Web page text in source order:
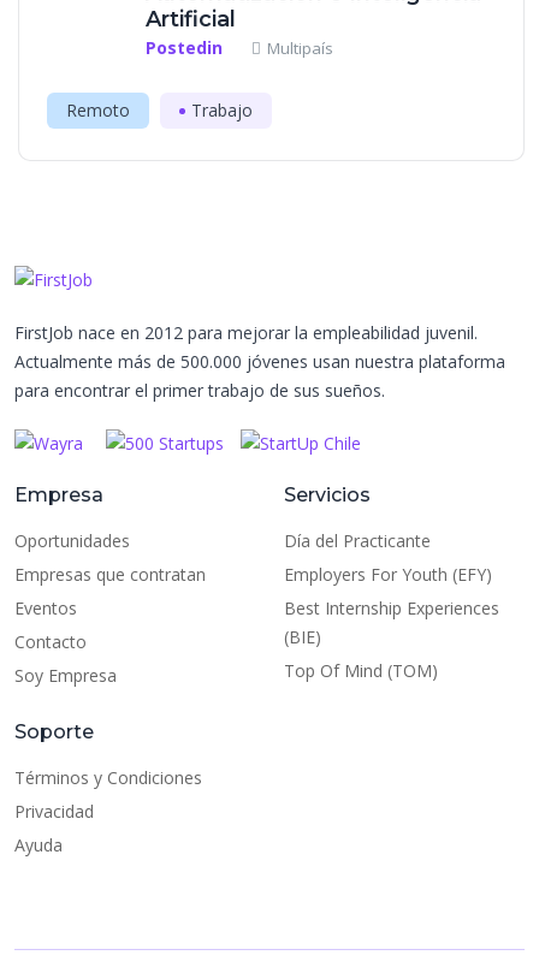
Artificial
Postedin Multipaís
Remoto Trabajo
FirstJob nace en 2012 para mejorar la empleabilidad juvenil.
Actualmente más de 500.000 jóvenes usan nuestra plataforma
para encontrar el primer trabajo de sus sueños.
Empresa
Oportunidades
Empresas que contratan
Eventos
Contacto
Soy Empresa
Servicios
Día del Practicante
Employers For Youth (EFY)
Best Internship Experiences
(BIE)
Top Of Mind (TOM)
Soporte
Términos y Condiciones
Privacidad
Ayuda